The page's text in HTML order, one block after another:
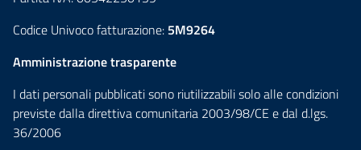
Codice Univoco fatturazione: 5M9264
Amministrazione trasparente
I dati personali pubblicati sono riutilizzabili solo alle condizioni
previste dalla direttiva comunitaria 2003/98/CE e dal d.lgs.
36/2006